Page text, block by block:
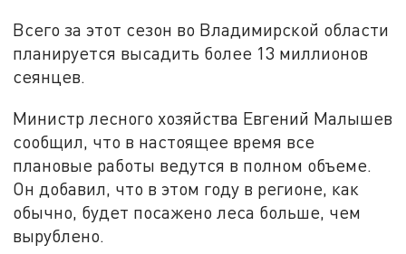
Всего за этот сезон во Владимирской области
планируется высадить более 13 миллионов
сеянцев.
Министр лесного хозяйства Евгений Малышев
сообщил, что в настоящее время все
плановые работы ведутся в полном объеме.
Он добавил, что в этом году в регионе, как
обычно, будет посажено леса больше, чем
вырублено.